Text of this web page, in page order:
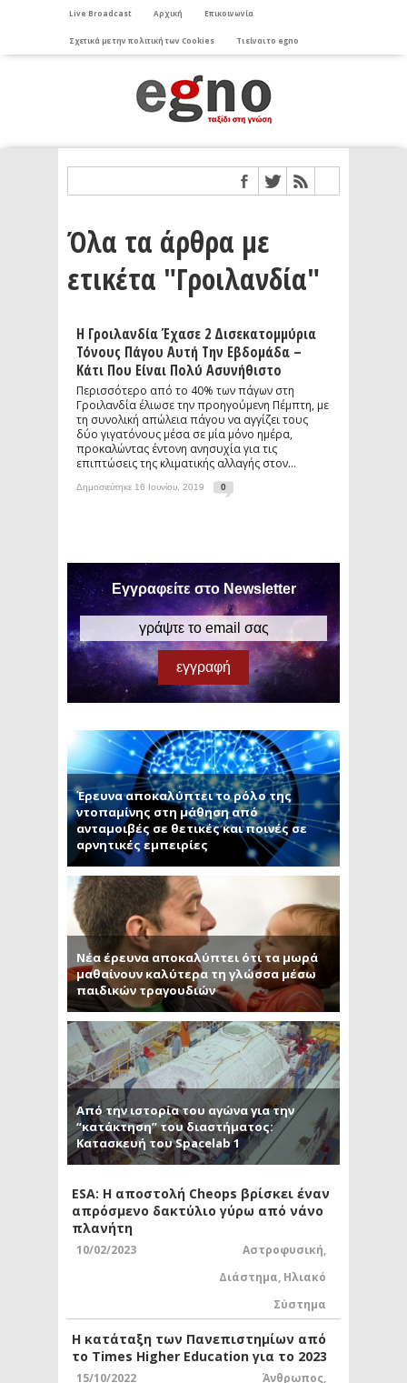
Live Broadcast Αρχική Επικοινωνία
Σχετικά με την πολιτική των Cookies Τι είναι το egno
Όλα τα άρθρα με
ετικέτα "Γροιλανδία"
Η Γροιλανδία Έχασε 2 Δισεκατομμύρια
Τόνους Πάγου Αυτή Την Εβδομάδα –
Κάτι Που Είναι Πολύ Ασυνήθιστο
Περισσότερο από το 40% των πάγων στη
Γροιλανδία έλιωσε την προηγούμενη Πέμπτη, με
τη συνολική απώλεια πάγου να αγγίζει τους
δύο γιγατόνους μέσα σε μία μόνο ημέρα,
προκαλώντας έντονη ανησυχία για τις
επιπτώσεις της κλιματικής αλλαγής στον...
Δημοσιεύτηκε 16 Ιουνίου, 2019 0
Εγγραφείτε στο Newsletter
Έρευνα αποκαλύπτει το ρόλο της
ντοπαμίνης στη μάθηση από
ανταμοιβές σε θετικές και ποινές σε
αρνητικές εμπειρίες
Νέα έρευνα αποκαλύπτει ότι τα μωρά
μαθαίνουν καλύτερα τη γλώσσα μέσω
παιδικών τραγουδιών
Από την ιστορία του αγώνα για την
“κατάκτηση” του διαστήματος:
Κατασκευή του Spacelab 1
ESA: Η αποστολή Cheops βρίσκει έναν
απρόσμενο δακτύλιο γύρω από νάνο
πλανήτη
10/02/2023 Αστροφυσική,
Διάστημα, Ηλιακό
Σύστημα
Η κατάταξη των Πανεπιστημίων από
το Times Higher Education για το 2023
15/10/2022 Άνθρωπος,